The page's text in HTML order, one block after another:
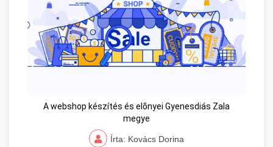
A webshop készítés és elõnyei Gyenesdiás Zala
megye
Írta: Kovács Dorina